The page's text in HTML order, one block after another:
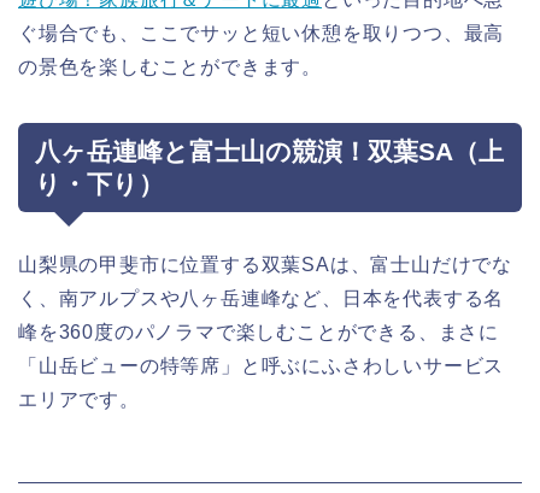
ぐ場合でも、ここでサッと短い休憩を取りつつ、最高
の景色を楽しむことができます。
八ヶ岳連峰と富士山の競演！双葉SA（上
り・下り）
山梨県の甲斐市に位置する双葉SAは、富士山だけでな
く、南アルプスや八ヶ岳連峰など、日本を代表する名
峰を360度のパノラマで楽しむことができる、まさに
「山岳ビューの特等席」と呼ぶにふさわしいサービス
エリアです。